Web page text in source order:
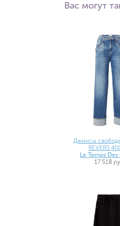
Вас могут
Джинсы
REVERS
Le Temps Des
17 518